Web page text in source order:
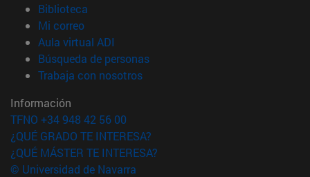
Biblioteca
Mi correo(abre en nueva ventana)
Aula virtual ADI
Búsqueda de personas(abre en nueva ventana)
Trabaja con nosotros(abre en nueva ventana)
Información
TFNO +34 948 42 56 00
¿QUÉ GRADO TE INTERESA?
¿QUÉ MÁSTER TE INTERESA?
© Universidad de Navarra